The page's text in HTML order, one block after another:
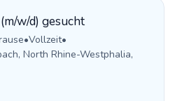
w/d) gesucht
•Vollzeit•
North Rhine-Westphalia,